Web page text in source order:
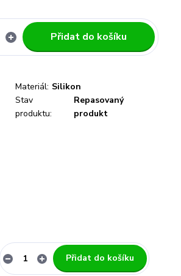
Přidat do košíku
Materiál: Silikon
Stav
produktu:
Repasovaný
produkt
Přidat do košíku